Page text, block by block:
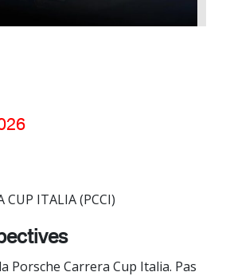
CUP ITALIA (PCCI)
Porsche Carrera Cup Italia. Pas